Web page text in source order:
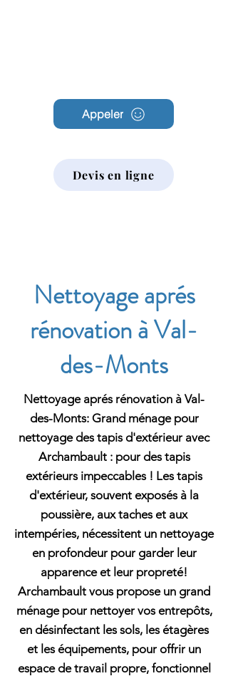
Appeler
Devis en ligne
Nettoyage aprés
rénovation à Val-
des-Monts
Nettoyage aprés rénovation à Val-
des-Monts: Grand ménage pour
nettoyage des tapis d'extérieur avec
Archambault : pour des tapis
extérieurs impeccables ! Les tapis
d'extérieur, souvent exposés à la
poussière, aux taches et aux
intempéries, nécessitent un nettoyage
en profondeur pour garder leur
apparence et leur propreté!
Archambault vous propose un grand
ménage pour nettoyer vos entrepôts,
en désinfectant les sols, les étagères
et les équipements, pour offrir un
espace de travail propre, fonctionnel